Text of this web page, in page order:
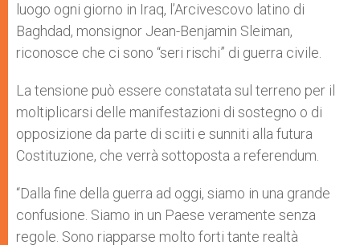
luogo ogni giorno in Iraq, l’Arcivescovo latino di
Baghdad, monsignor Jean-Benjamin Sleiman,
riconosce che ci sono “seri rischi” di guerra civile.
La tensione può essere constatata sul terreno per il
moltiplicarsi delle manifestazioni di sostegno o di
opposizione da parte di sciiti e sunniti alla futura
Costituzione, che verrà sottoposta a referendum.
“Dalla fine della guerra ad oggi, siamo in una grande
confusione. Siamo in un Paese veramente senza
regole. Sono riapparse molto forti tante realtà